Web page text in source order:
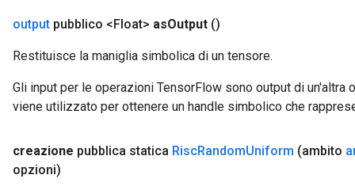
output pubblico <Float> asOutput ()
Restituisce la maniglia simbolica di un tensore.
Gli input per le operazioni TensorFlow sono output di un'altra
viene utilizzato per ottenere un handle simbolico che
creazione pubblica statica RiscRandomUniform (ambito
opzioni)